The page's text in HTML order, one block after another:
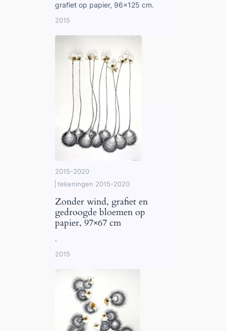
grafiet op papier, 96×125 cm.
2015
2015-2020
tekeningen 2015-2020
Zonder wind, grafiet en
gedroogde bloemen op
papier, 97×67 cm
.
2015